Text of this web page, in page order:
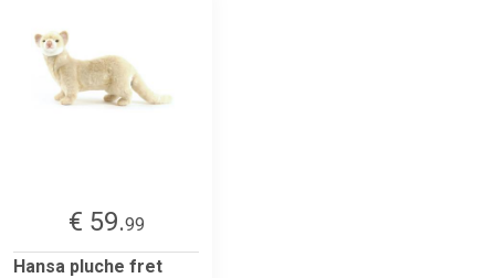
€ 59.99
Hansa pluche fret